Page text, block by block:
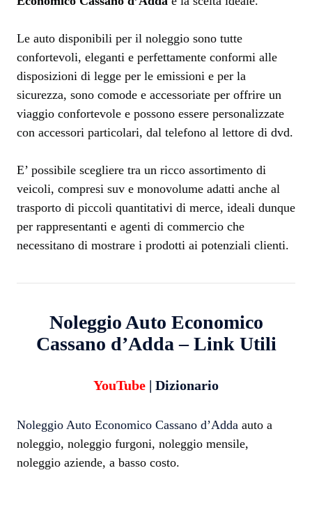
Le auto disponibili per il noleggio sono tutte
confortevoli, eleganti e perfettamente conformi alle
disposizioni di legge per le emissioni e per la
sicurezza, sono comode e accessoriate per offrire un
viaggio confortevole e possono essere personalizzate
con accessori particolari, dal telefono al lettore di dvd.
E’ possibile scegliere tra un ricco assortimento di
veicoli, compresi suv e monovolume adatti anche al
trasporto di piccoli quantitativi di merce, ideali dunque
per rappresentanti e agenti di commercio che
necessitano di mostrare i prodotti ai potenziali clienti.
Noleggio Auto Economico
Cassano d’Adda – Link Utili
YouTube | Dizionario
Noleggio Auto Economico Cassano d’Adda auto a
noleggio, noleggio furgoni, noleggio mensile,
noleggio aziende, a basso costo.